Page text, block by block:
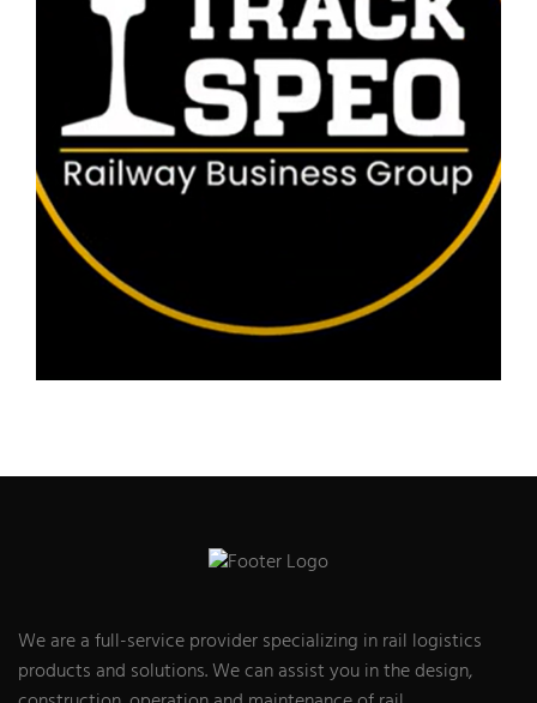
We are a full-service provider specializing in rail logistics
products and solutions. We can assist you in the design,